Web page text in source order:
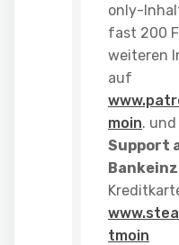
only-
fast 200
weiteren
auf
moin. und
Support
tmoin